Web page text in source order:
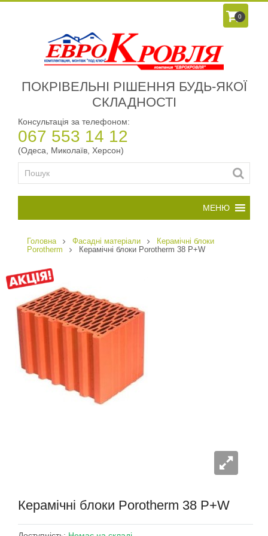
0
ПОКРІВЕЛЬНІ РІШЕННЯ БУДЬ-ЯКОЇ
СКЛАДНОСТІ
Консультація за телефоном:
067 553 14 12
(Одеса, Миколаїв, Херсон)
Головна Фасадні матеріали
Керамічні блоки
Porotherm
Керамічні блоки Porotherm 38 P+W
Керамічні блоки Porotherm 38 P+W